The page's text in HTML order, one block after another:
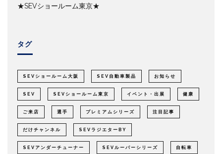
★SEVショールーム東京★
タグ
SEVショールーム大阪 SEV自動車製品 お知らせ
SEV SEVショールーム東京 イベント・出展 健康
ご来店 選手 プレミアムシリーズ 注目記事
だけチャンネル SEVラジエターBY
SEVアンダーチューナー SEVルーパーシリーズ 自転車